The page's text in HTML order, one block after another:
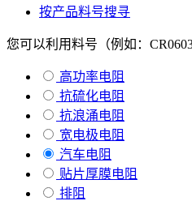
按产品料号搜寻
您可以利用料号（例如：
高功率电阻
抗硫化电阻
抗浪涌电阻
宽电极电阻
汽车电阻
贴片厚膜电阻
排阻